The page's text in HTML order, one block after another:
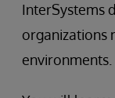
InterSystems
organizations
environments.